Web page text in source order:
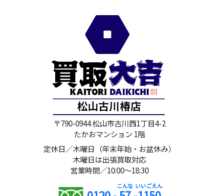
〒790-0944 松山市古川西1丁目4-2
たかおマンション 1階
定休日／木曜日（年末年始・お盆休み）
木曜日は出張買取対応
営業時間／10:00～18:30